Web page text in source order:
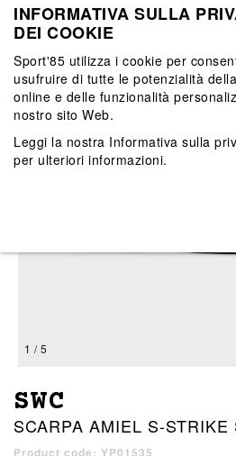
1 / 5
SWC
SCARPA AMIEL S-STRIKE
Product code: YP01535
INFORMATIVA SULLA
DEI COOKIE
Sport'85 utilizza i cookie per
usufruire di tutte le potenzialità
online e delle funzionalità
nostro sito Web.
Leggi la nostra Informativa sulla
per ulteriori informazioni.